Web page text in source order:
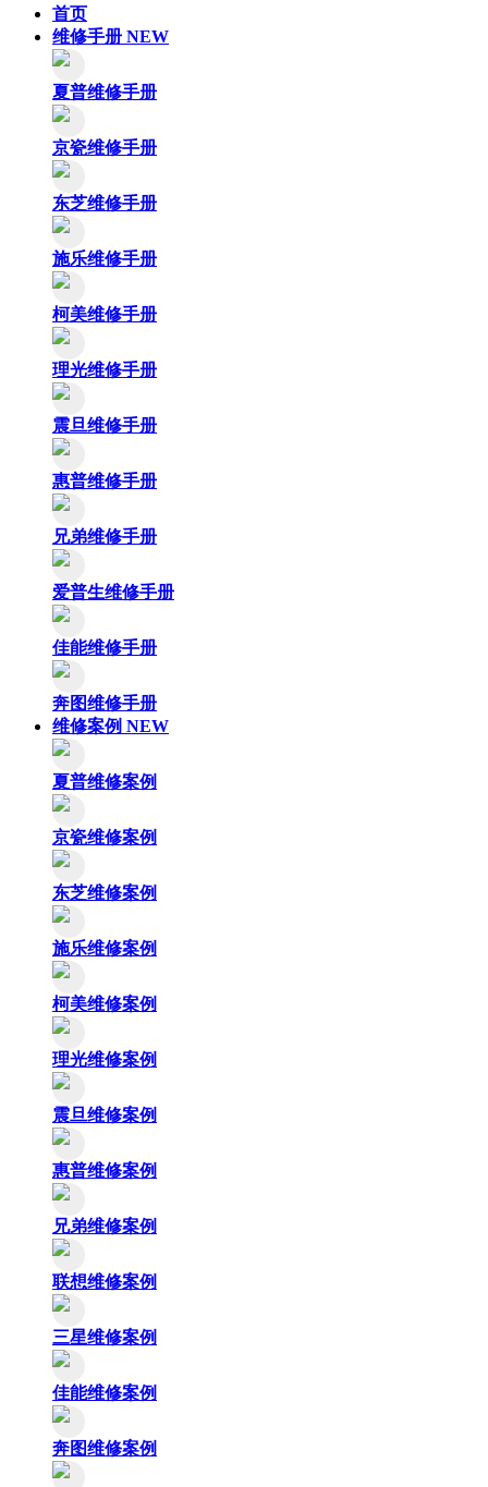
首页
维修手册 NEW
夏普维修手册
京瓷维修手册
东芝维修手册
施乐维修手册
柯美维修手册
理光维修手册
震旦维修手册
惠普维修手册
兄弟维修手册
爱普生维修手册
佳能维修手册
奔图维修手册
维修案例 NEW
夏普维修案例
京瓷维修案例
东芝维修案例
施乐维修案例
柯美维修案例
理光维修案例
震旦维修案例
惠普维修案例
兄弟维修案例
联想维修案例
三星维修案例
佳能维修案例
奔图维修案例